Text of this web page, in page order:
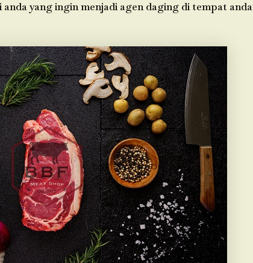
yang ingin menjadi agen daging di tempat anda